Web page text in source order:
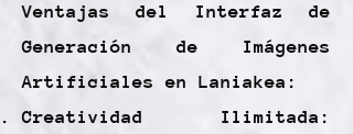
Ventajas del Interfaz de
Generación de Imágenes
Artificiales en Laniakea:
Creatividad Ilimitada: